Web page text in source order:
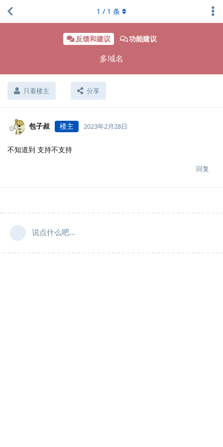
反馈和建议 功能建议
多域名
只看楼主 分享
1 / 1 条
包子叔 楼主 2023年2月28日
不知道到 支持不支持
回复
说点什么吧...